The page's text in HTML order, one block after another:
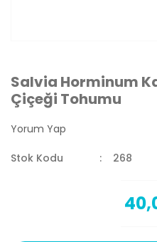
Salvia Horminum
Çiçeği Tohumu
Yorum Yap
Stok Kodu 268